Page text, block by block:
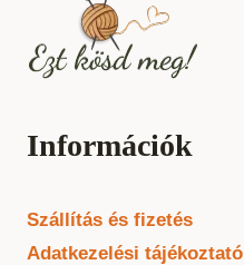
Információk
Szállítás és fizetés
Adatkezelési tájékoztató